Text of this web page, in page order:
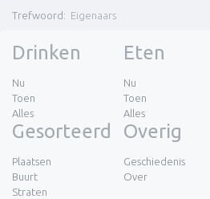
Trefwoord: Eigenaars
Drinken
Nu
Toen
Alles
Eten
Nu
Toen
Alles
Gesorteerd
Plaatsen
Buurt
Straten
Overig
Geschiedenis
Over